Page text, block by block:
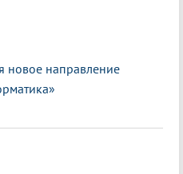
новое направление